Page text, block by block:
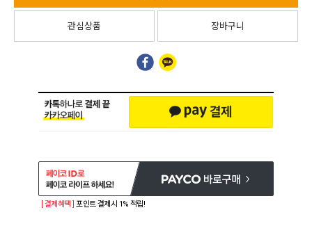
관심상품 장바구니
[ 결제혜택 ]포인트 결제시 1% 적립!